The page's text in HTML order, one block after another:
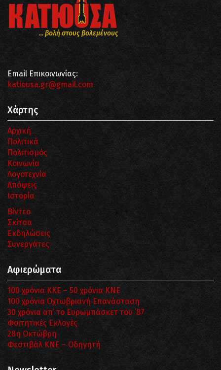
... βολή στους βολεμένους
Email Επικοινωνίας:
katiousa.gr@gmail.com
Χάρτης
Αρχική
Πολιτικά
Πολιτισμός
Κοινωνία
Λογοτεχνία
Απόψεις
Ιστορία
Βίντεο
Σκίτσα
Εκδηλώσεις
Συνεργάτες
Αφιερώματα
100 χρόνια ΚΚΕ – 50 χρόνια ΚΝΕ
100 χρόνια Οχτωβριανή Επανάσταση
30 χρόνια απ’ το Ευρωμπάσκετ του ΄87
Φοιτητικές Εκλογές
28η Οκτώβρη
Φεστιβάλ ΚΝΕ – Οδηγητή